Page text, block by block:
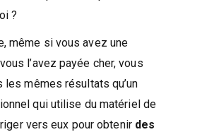
?
même si vous avez une
l’avez payée cher, vous
les mêmes résultats qu’un
qui utilise du matériel de
vers eux pour obtenir des